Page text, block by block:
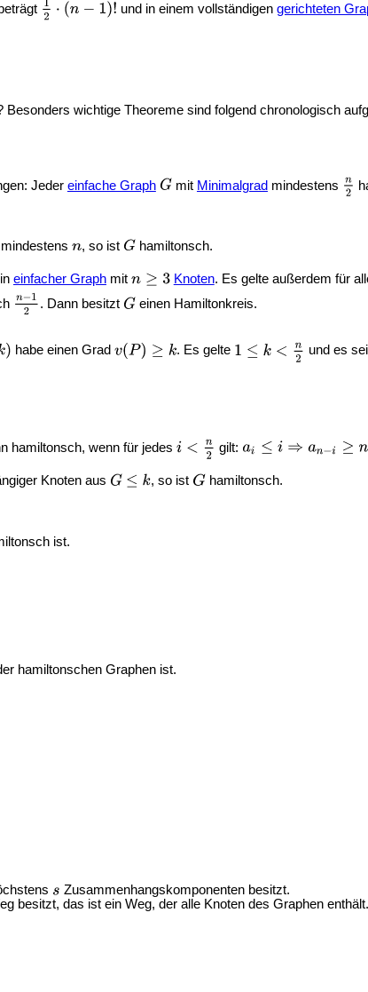
und in einem vollständigengerichteten
wichtige Theoreme sind folgend chronologisch
Jeder einfache Graph mit Minimalgradmindestens
, so ist hamiltonsch.
einfacher Graphmit Knoten. Es gelte außerdem für
. Dann besitzt einen Hamiltonkreis.
habe einen Grad . Es gelte und es
hamiltonsch, wenn für jedes gilt:
Knoten aus , so ist hamiltonsch.
ist.
hamiltonschen Graphen ist.
Zusammenhangskomponenten besitzt.
besitzt, das ist ein Weg, der alle Knoten des Graphen enthält.